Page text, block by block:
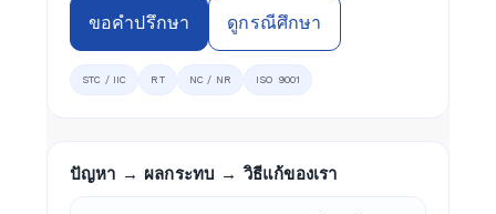
ขอคำปรึกษา ดูกรณีศึกษา
STC / IIC RT NC / NR ISO 9001
ปัญหา → ผลกระทบ → วิธีแก้ของเรา